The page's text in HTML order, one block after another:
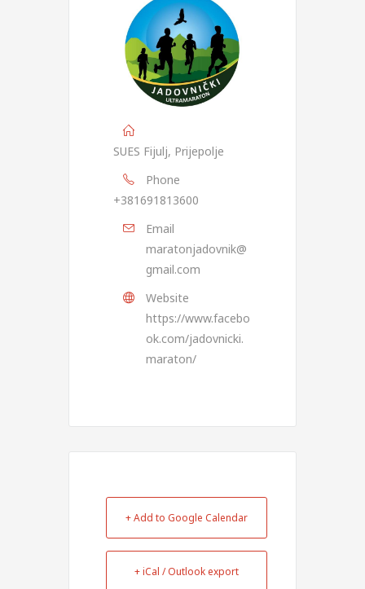
SUES Fijulj, Prijepolje
Phone
+381691813600
Email
maratonjadovnik@
gmail.com
Website
https://www.facebo
ok.com/jadovnicki.
maraton/
+ Add to Google Calendar
+ iCal / Outlook export